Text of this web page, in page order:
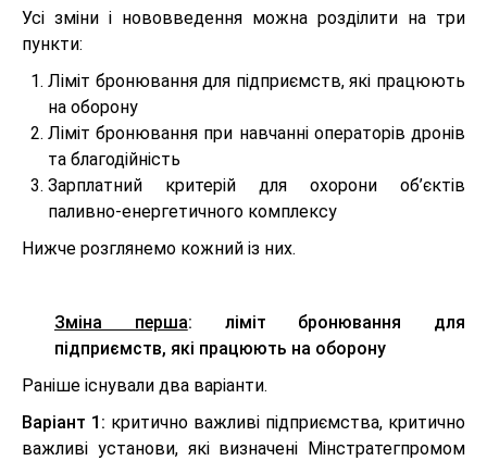
Усі зміни і нововведення можна розділити на три
пункти:
Ліміт бронювання для підприємств, які працюють
на оборону
Ліміт бронювання при навчанні операторів дронів
та благодійність
Зарплатний критерій для охорони об’єктів
паливно-енергетичного комплексу
Нижче розглянемо кожний із них.
Зміна перша: ліміт бронювання для
підприємств, які працюють на оборону
Раніше існували два варіанти.
Варіант 1: критично важливі підприємства, критично
важливі установи, які визначені Мінстратегпромом